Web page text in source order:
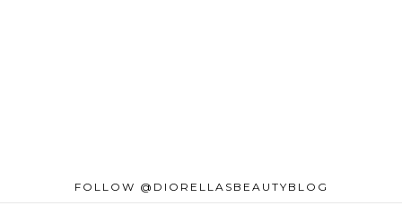
FOLLOW @DIORELLASBEAUTYBLOG